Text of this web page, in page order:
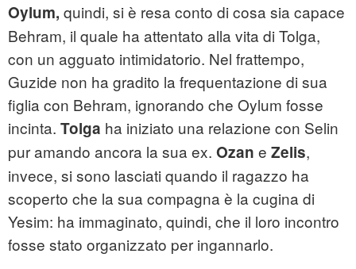
Oylum, quindi, si è resa conto di cosa sia capace
Behram, il quale ha attentato alla vita di Tolga,
con un agguato intimidatorio. Nel frattempo,
Guzide non ha gradito la frequentazione di sua
figlia con Behram, ignorando che Oylum fosse
incinta. Tolga ha iniziato una relazione con Selin
pur amando ancora la sua ex. Ozan e Zelis,
invece, si sono lasciati quando il ragazzo ha
scoperto che la sua compagna è la cugina di
Yesim: ha immaginato, quindi, che il loro incontro
fosse stato organizzato per ingannarlo.